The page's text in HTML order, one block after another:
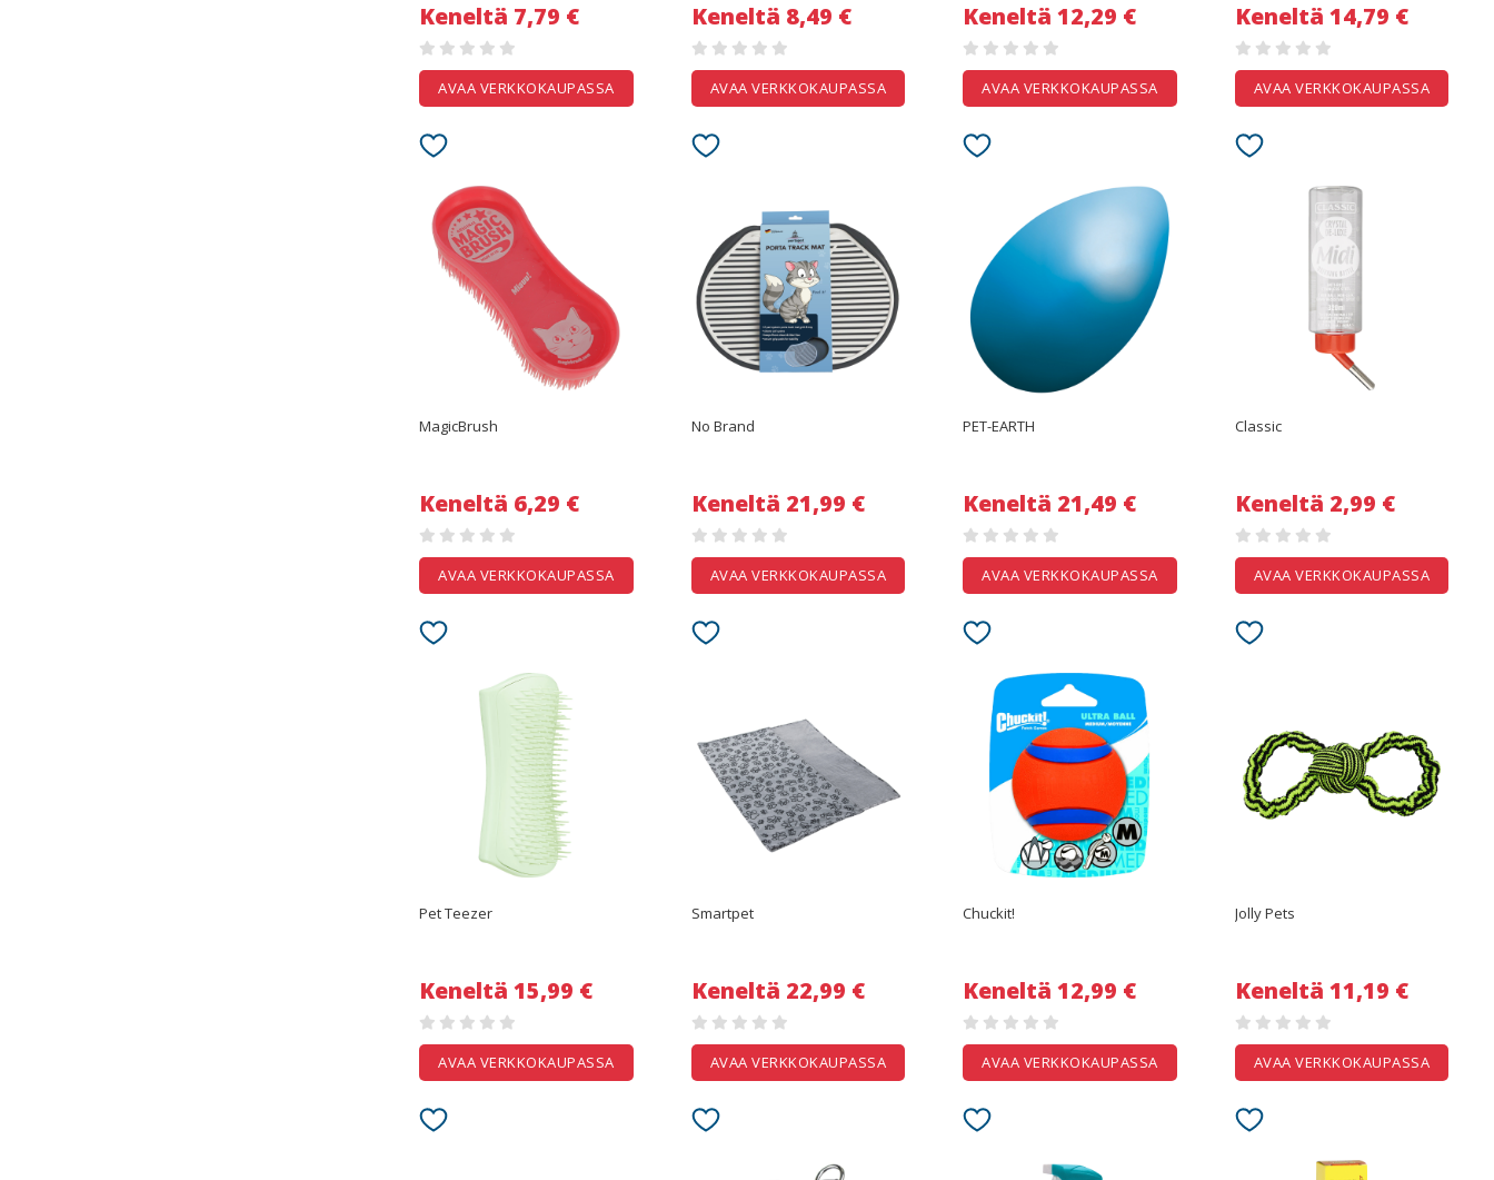
Keneltä 7,79 €
AVAA VERKKOKAUPASSA
Keneltä 8,49 €
AVAA VERKKOKAUPASSA
Keneltä 12,29 €
AVAA VERKKOKAUPASSA
Keneltä 14,79 €
AVAA VERKKOKAUPASSA
MagicBrush
Keneltä 6,29 €
AVAA VERKKOKAUPASSA
No Brand
Keneltä 21,99 €
AVAA VERKKOKAUPASSA
PET-EARTH
Keneltä 21,49 €
AVAA VERKKOKAUPASSA
Classic
Keneltä 2,99 €
AVAA VERKKOKAUPASSA
Pet Teezer
Keneltä 15,99 €
AVAA VERKKOKAUPASSA
Smartpet
Keneltä 22,99 €
AVAA VERKKOKAUPASSA
Chuckit!
Keneltä 12,99 €
AVAA VERKKOKAUPASSA
Jolly Pets
Keneltä 11,19 €
AVAA VERKKOKAUPASSA